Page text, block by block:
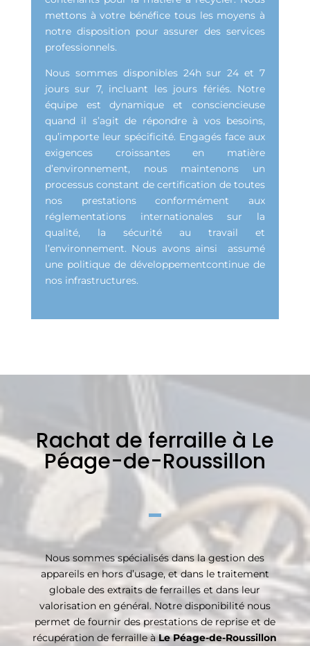
mettons à votre bénéfice tous les moyens à
notre disposition pour assurer des services
professionnels.
Nous sommes disponibles 24h sur 24 et 7
jours sur 7, incluant les jours fériés. Notre
équipe est dynamique et consciencieuse
quand il s’agit de répondre à vos besoins,
qu’importe leur spécificité. Engagés face aux
exigences croissantes en matière
d’environnement, nous maintenons un
processus constant de certification de toutes
nos prestations conformément aux
réglementations internationales sur la
qualité, la sécurité au travail et
l’environnement. Nous avons ainsi assumé
une politique de développementcontinue de
nos infrastructures.
Rachat de ferraille à Le
Péage-de-Roussillon
Nous sommes spécialisés dans la gestion des
appareils en hors d’usage, et dans le traitement
globale des extraits de ferrailles et dans leur
valorisation en général. Notre disponibilité nous
permet de fournir des prestations de reprise et de
récupération de ferraille àLe Péage-de-Roussillon